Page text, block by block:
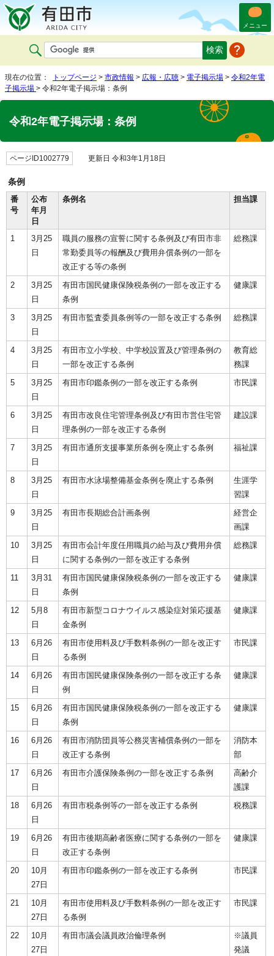
メニュー
現在の位置： トップページ > 市政情報 > 広報・広聴 > 電子掲示場 > 令和2年電
子掲示場 > 令和2年電子掲示場：条例
令和2年電子掲示場：条例
ページID1002779 更新日 令和3年1月18日
条例
番
号
公布
年月
日
条例名 担当課
1
3月25
日
職員の服務の宣誓に関する条例及び有田市非
常勤委員等の報酬及び費用弁償条例の一部を
改正する等の条例
総務課
2
3月25
日
有田市国民健康保険税条例の一部を改正する
条例
健康課
3
3月25
日
有田市監査委員条例等の一部を改正する条例 総務課
4
3月25
日
有田市立小学校、中学校設置及び管理条例の
一部を改正する条例
教育総
務課
5
3月25
日
有田市印鑑条例の一部を改正する条例 市民課
6
3月25
日
有田市改良住宅管理条例及び有田市営住宅管
理条例の一部を改正する条例
建設課
7
3月25
日
有田市通所支援事業所条例を廃止する条例 福祉課
8
3月25
日
有田市水泳場整備基金条例を廃止する条例
生涯学
習課
9
3月25
日
有田市長期総合計画条例
経営企
画課
10
3月25
日
有田市会計年度任用職員の給与及び費用弁償
に関する条例の一部を改正する条例
総務課
11
3月31
日
有田市国民健康保険税条例の一部を改正する
条例
健康課
12
5月8
日
有田市新型コロナウイルス感染症対策応援基
金条例
健康課
13
6月26
日
有田市使用料及び手数料条例の一部を改正す
る条例
市民課
14
6月26
日
有田市国民健康保険条例の一部を改正する条
例
健康課
15
6月26
日
有田市国民健康保険税条例の一部を改正する
条例
健康課
16
6月26
日
有田市消防団員等公務災害補償条例の一部を
改正する条例
消防本
部
17
6月26
日
有田市介護保険条例の一部を改正する条例
高齢介
護課
18
6月26
日
有田市税条例等の一部を改正する条例 税務課
19
6月26
日
有田市後期高齢者医療に関する条例の一部を
改正する条例
健康課
20
10月
27日
有田市印鑑条例の一部を改正する条例 市民課
21
10月
27日
有田市使用料及び手数料条例の一部を改正す
る条例
市民課
22
10月
27日
有田市議会議員政治倫理条例
※議員
発議